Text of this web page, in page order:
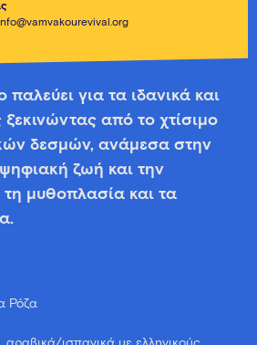
παλεύει για τα ιδανικά και
ξεκινώντας από το χτίσιμο
δεσμών, ανάμεσα στην
ζωή και την
τη μυθοπλασία και τα
Ρόζα